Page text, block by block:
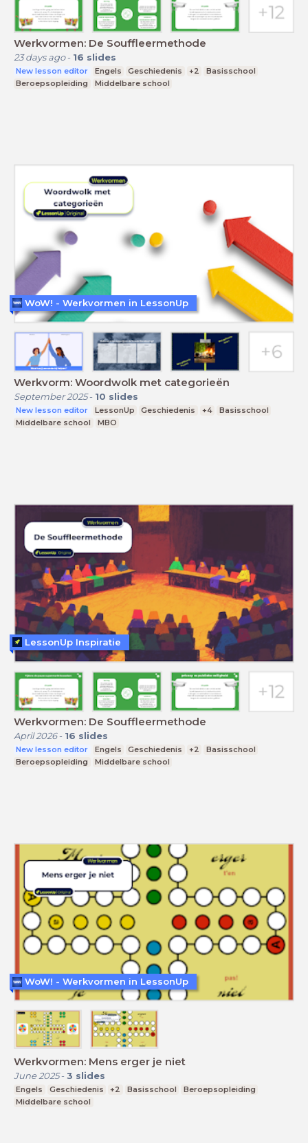
Werkvormen: De Souffleermethode
23 days ago- 16 slides
New lesson editor Engels Geschiedenis +2
Basisschool
Beroepsopleiding
Middelbare school
Werkvorm: Woordwolk met categorieën
September 2025- 10 slides
New lesson editor LessonUp Geschiedenis +4
Basisschool
Middelbare school
MBO
WoW! - Werkvormen in LessonUp
Werkvormen: De Souffleermethode
April 2026- 16 slides
New lesson editor Engels Geschiedenis +2
Basisschool
Beroepsopleiding
Middelbare school
LessonUp Inspiratie
Werkvormen: Mens erger je niet
June 2025- 3 slides
Engels Geschiedenis +2 Basisschool
Beroepsopleiding
Middelbare school
WoW! - Werkvormen in LessonUp